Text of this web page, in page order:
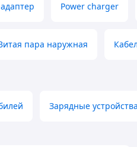
Power charger
пара наружная
Зарядные